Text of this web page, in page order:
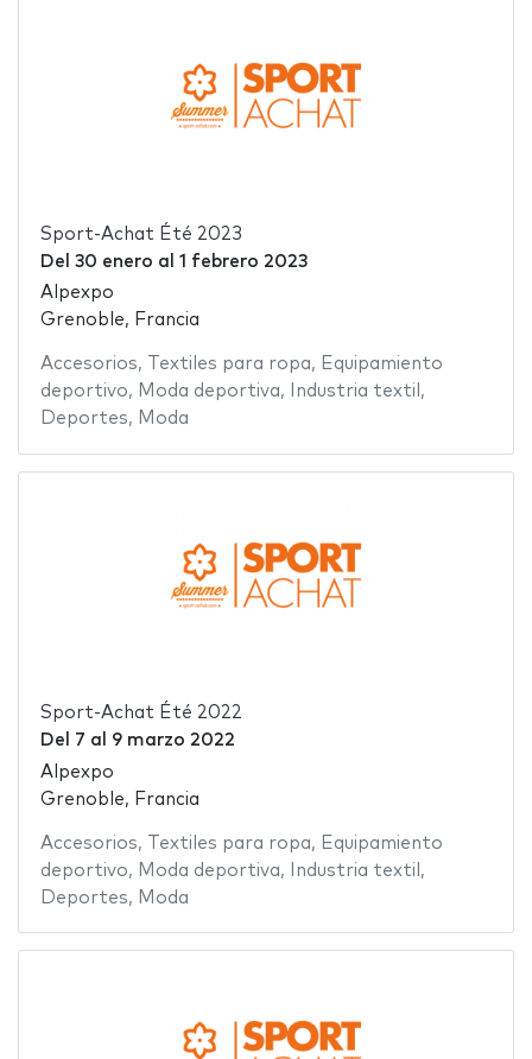
Sport-Achat Été 2023
Del 30 enero al 1 febrero 2023
Alpexpo
Grenoble, Francia
Accesorios, Textiles para ropa, Equipamiento
deportivo, Moda deportiva, Industria textil ,
Deportes, Moda
Sport-Achat Été 2022
Del 7 al 9 marzo 2022
Alpexpo
Grenoble, Francia
Accesorios, Textiles para ropa, Equipamiento
deportivo, Moda deportiva, Industria textil ,
Deportes, Moda